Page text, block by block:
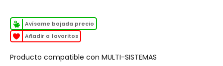
Avísame bajada precio
Añadir a favoritos
Producto compatible con MULTI-SISTEMAS